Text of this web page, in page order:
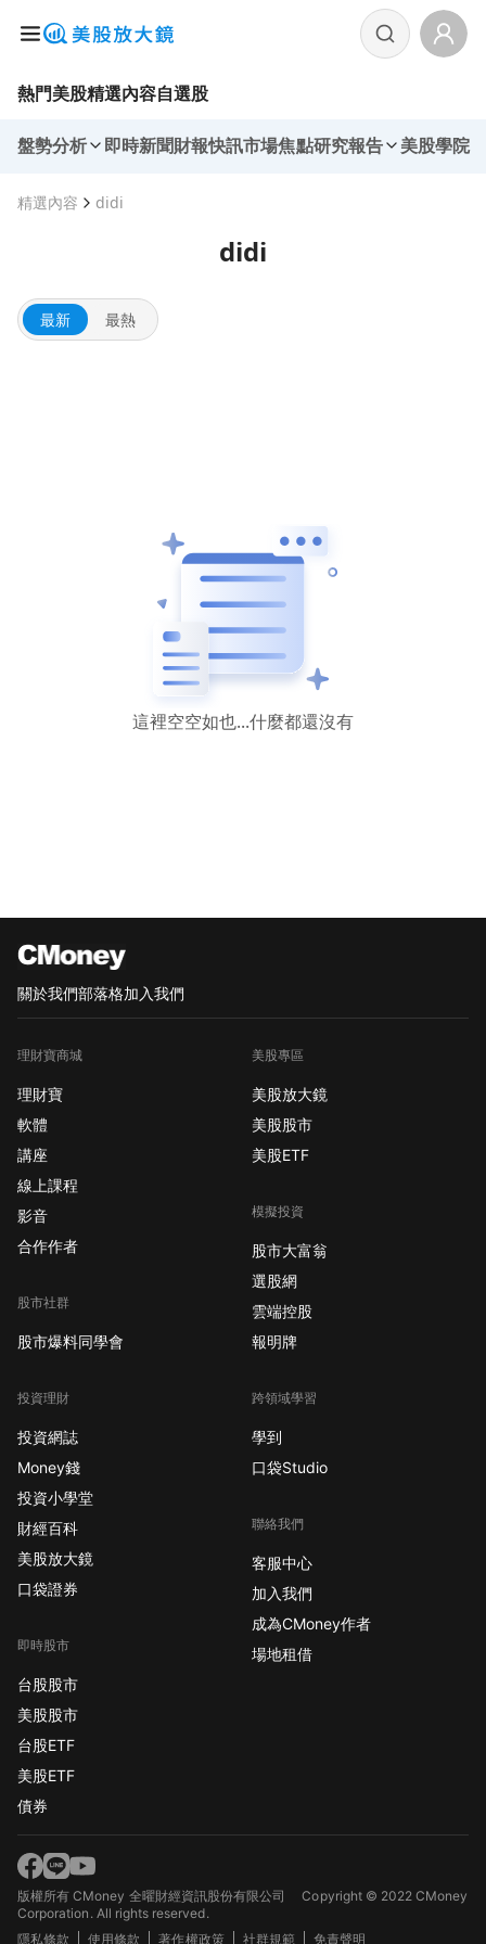
熱門美股精選內容自選股
盤勢分析 即時新聞財報快訊市場焦點研究報告 美股學院
精選內容 didi
didi
最新 最熱
這裡空空如也...什麼都還沒有
關於我們部落格加入我們
理財寶商城
理財寶
軟體
講座
線上課程
影音
合作作者
股市社群
股市爆料同學會
投資理財
投資網誌
Money錢
投資小學堂
財經百科
美股放大鏡
口袋證券
即時股市
台股股市
美股股市
台股ETF
美股ETF
債券
美股專區
美股放大鏡
美股股市
美股ETF
模擬投資
股市大富翁
選股網
雲端控股
報明牌
跨領域學習
學到
口袋Studio
聯絡我們
客服中心
加入我們
成為CMoney作者
場地租借
版權所有 CMoney 全曜財經資訊股份有限公司Copyright © 2022 CMoney
Corporation. All rights reserved.
隱私條款
使用條款 著作權政策 社群規範 免責聲明